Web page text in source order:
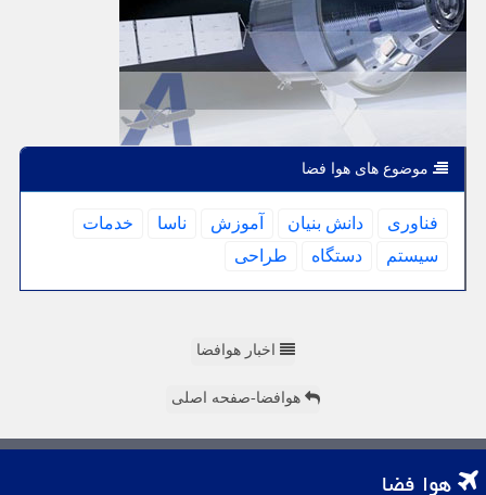
موضوع های هوا فضا
فناوری دانش بنیان آموزش ناسا
خدمات
سیستم
دستگاه طراحی
اخبار هوافضا
هوافضا-صفحه اصلی
هوا فضا